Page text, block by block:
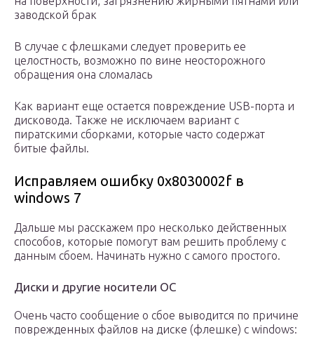
заводской брак
В случае с флешками следует проверить ее
целостность, возможно по вине неосторожного
обращения она сломалась
Как вариант еще остается повреждение USB-порта и
дисковода. Также не исключаем вариант с
пиратскими сборками, которые часто содержат
битые файлы.
Исправляем ошибку 0x8030002f в
windows 7
Дальше мы расскажем про несколько действенных
способов, которые помогут вам решить проблему с
данным сбоем. Начинать нужно с самого простого.
Диски и другие носители ОС
Очень часто сообщение о сбое выводится по причине
поврежденных файлов на диске (флешке) с windows: